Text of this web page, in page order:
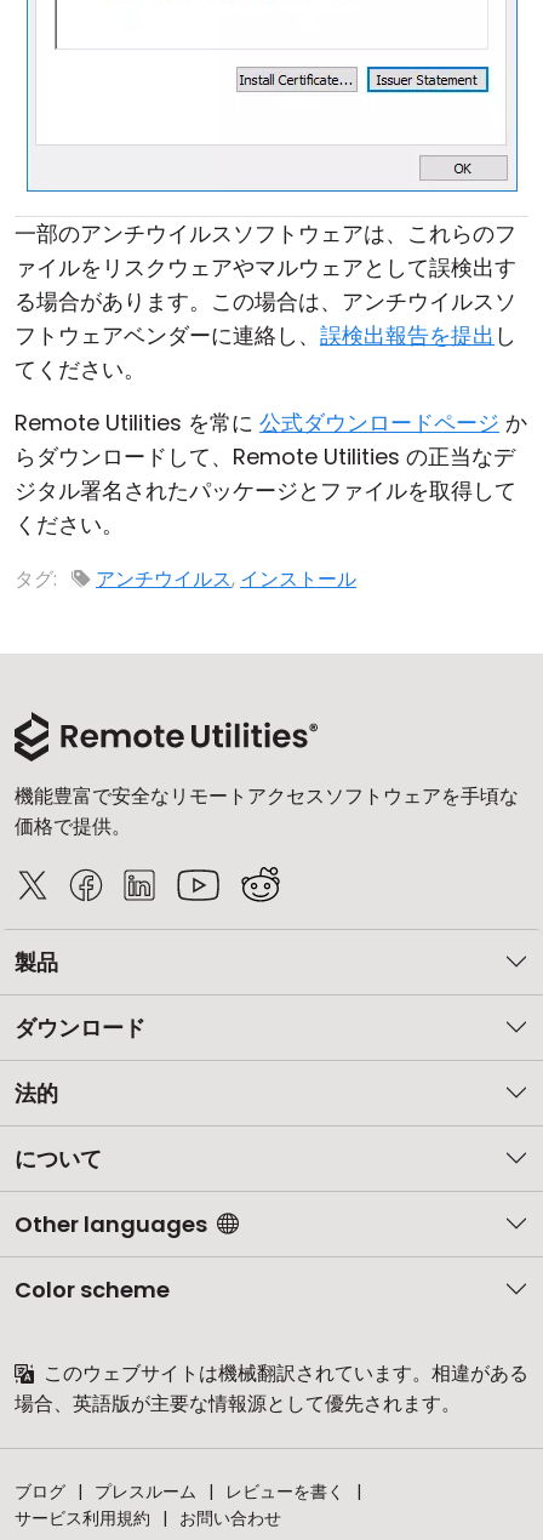
一部のアンチウイルスソフトウェアは、これらのフ
ァイルをリスクウェアやマルウェアとして誤検出す
る場合があります。この場合は、アンチウイルスソ
フトウェアベンダーに連絡し、 誤検出報告を提出 し
てください。
Remote Utilities を常に 公式ダウンロードページ か
らダウンロードして、Remote Utilities の正当なデ
ジタル署名されたパッケージとファイルを取得して
ください。
タグ: アンチウイルス, インストール
機能豊富で安全なリモートアクセスソフトウェアを手頃な
価格で提供。
製品
ダウンロード
法的
について
Other languages
Color scheme
このウェブサイトは機械翻訳されています。相違がある
場合、英語版が主要な情報源として優先されます。
ブログ プレスルーム
レビューを書く
サービス利用規約
お問い合わせ